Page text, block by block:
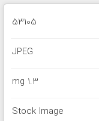
53105
JPEG
1.3 mg
Stock Image